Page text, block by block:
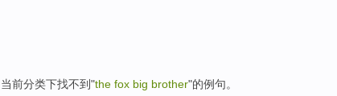
当前分类下找不到"the fox big brother"的例句。